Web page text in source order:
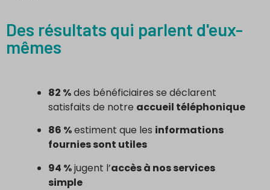
Des résultats qui parlent d'eux-
mêmes
82 %des bénéficiaires se déclarent
satisfaits de notre accueil téléphonique
86 %estiment que les informations
fournies sont utiles
94 %jugent l’accès à nos services
simple